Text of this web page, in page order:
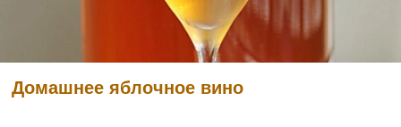
Домашнее яблочное вино